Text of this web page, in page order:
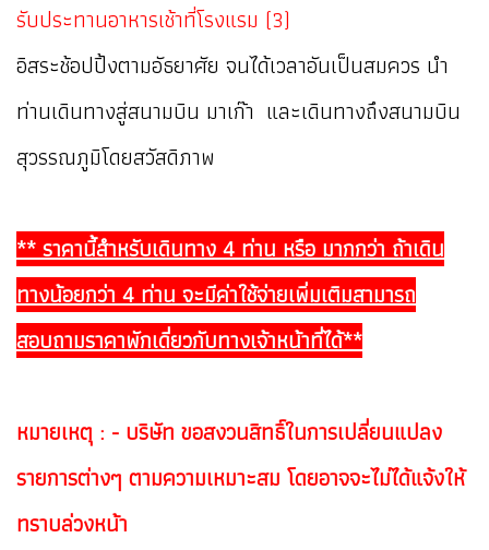
รับประทานอาหารเช้าที่โรงแรม (3)
อิสระช้อปปิ้งตามอัธยาศัย จนได้เวลาอันเป็นสมควร นำ
ท่านเดินทางสู่สนามบิน มาเก๊า และเดินทางถึงสนามบิน
สุวรรณภูมิโดยสวัสดิภาพ
** ราคานี้สำหรับเดินทาง 4 ท่าน หรือ มากกว่า ถ้าเดิน
ทางน้อยกว่า 4 ท่าน จะมีค่าใช้จ่ายเพิ่มเติมสามารถ
สอบถามราคาพักเดี่ยวกับทางเจ้าหน้าที่ได้**
หมายเหตุ : - บริษัท ขอสงวนสิทธิ์ในการเปลี่ยนแปลง
รายการต่างๆ ตามความเหมาะสม โดยอาจจะไม่ได้แจ้งให้
ทราบล่วงหน้า